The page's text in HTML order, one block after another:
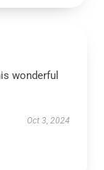
wonderful
Oct 3, 2024